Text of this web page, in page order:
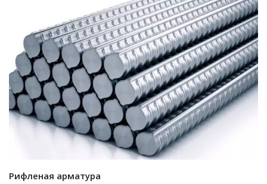
Рифленая арматура